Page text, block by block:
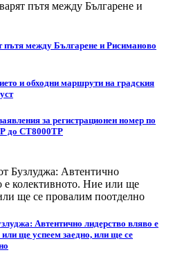
пътя между Българене и Рисиманово
и обходни маршрути на градския
за регистрационен номер по
до СТ8000ТР
Автентично лидерство вляво е
ще успеем заедно, или ще се